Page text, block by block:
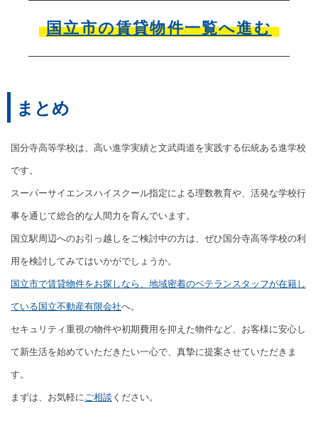
国立市の賃貸物件一覧へ進む
まとめ
国分寺高等学校は、高い進学実績と文武両道を実践する伝統ある進学校
です。
スーパーサイエンスハイスクール指定による理数教育や、活発な学校行
事を通じて総合的な人間力を育んでいます。
国立駅周辺へのお引っ越しをご検討中の方は、ぜひ国分寺高等学校の利
用を検討してみてはいかがでしょうか。
国立市で賃貸物件をお探しなら、地域密着のベテランスタッフが在籍し
ている国立不動産有限会社へ。
セキュリティ重視の物件や初期費用を抑えた物件など、お客様に安心し
て新生活を始めていただきたい一心で、真摯に提案させていただきま
す。
まずは、お気軽にご相談 ください。